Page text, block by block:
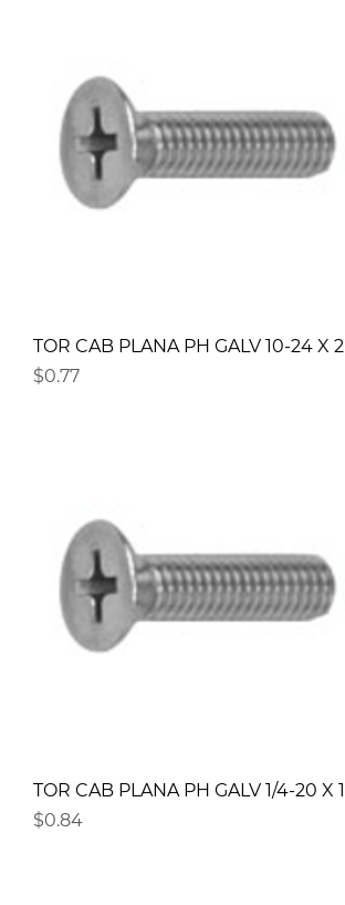
TOR CAB PLANA PH GALV 10-24 X 2
Precio
$0.77
TOR CAB PLANA PH GALV 1/4-20 X 1
Precio
$0.84